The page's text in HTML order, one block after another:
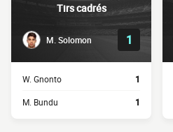
Tirs cadrés
M. Solomon 1
W. Gnonto 1
M. Bundu 1